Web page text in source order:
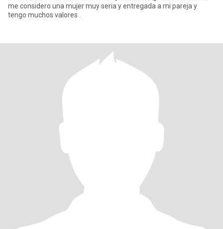
me considero una mujer muy seria y entregada a mi pareja y
tengo muchos valores .